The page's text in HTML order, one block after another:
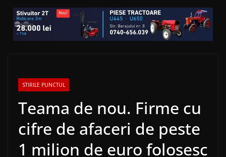
STIRILE PUNCTUL
Teama de nou. Firme cu
cifre de afaceri de peste
1 milion de euro folosesc